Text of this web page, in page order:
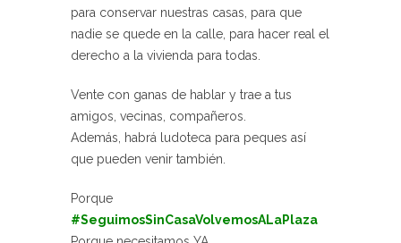
para conservar nuestras casas, para que
nadie se quede en la calle, para hacer real el
derecho a la vivienda para todas.
Vente con ganas de hablar y trae a tus
amigos, vecinas, compañeros.
Además, habrá ludoteca para peques así
que pueden venir también.
Porque
#SeguimosSinCasaVolvemosALaPlaza